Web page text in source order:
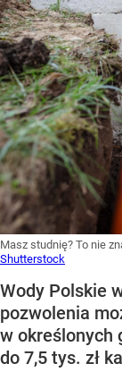
Masz studnię? To nie
Shutterstock
Wody Polskie
pozwolenia
w określonych
do 7,5 tys. zł